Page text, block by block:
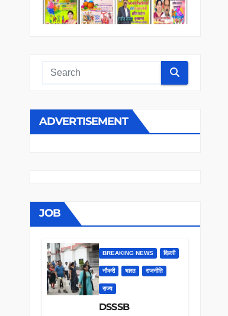
ADVERTISEMENT
JOB
BREAKING NEWS दिल्ली
नौकरी भारत राजनीति
राज्य
DSSSB